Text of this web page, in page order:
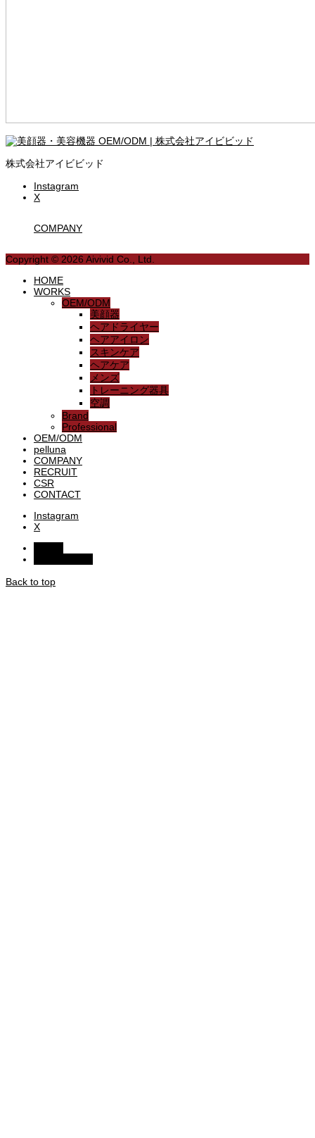
株式会社アイビビッド
Instagram
X
COMPANY
Copyright © 2026 Aivivid Co., Ltd.
HOME
WORKS
OEM/ODM
美顔器
ヘアドライヤー
ヘアアイロン
スキンケア
ヘアケア
メンズ
トレーニング器具
空調
Brand
Professional
OEM/ODM
pelluna
COMPANY
RECRUIT
CSR
CONTACT
Instagram
X
Back to top